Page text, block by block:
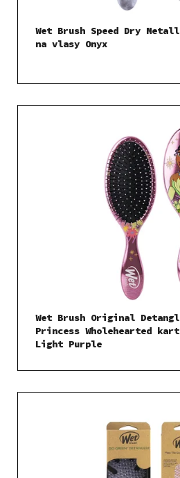
Wet Brush Speed Dry
na vlasy Onyx
Wet Brush Original
Princess Wholehearted
Light Purple